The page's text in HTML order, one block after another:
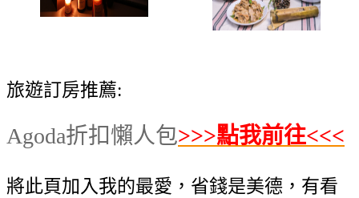
旅遊訂房推薦:
Agoda折扣懶人包>>>點我前往<<<
將此頁加入我的最愛，省錢是美德，有看